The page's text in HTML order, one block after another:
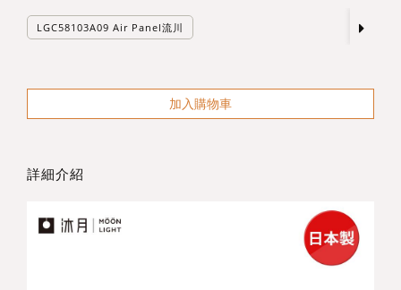
LGC58103A09 Air Panel流川
加入購物車
詳細介紹